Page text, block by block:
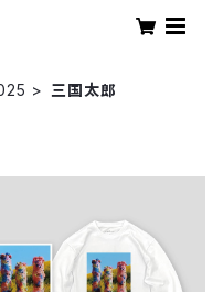
三国太郎